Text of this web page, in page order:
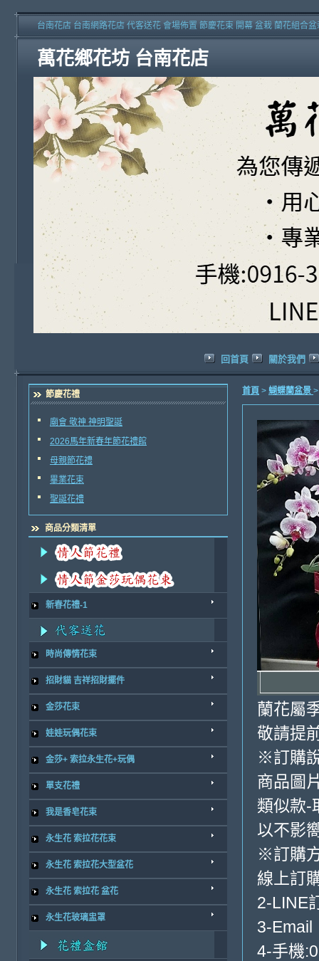
萬花鄉花坊 台南花店
台南花店 台南網路花店 代客送花 會場佈置 節慶花束 開幕 盆栽 蘭花組合
回首頁 關於我們
節慶花禮
廟會 敬神 神明聖誕
2026馬年新春年節花禮館
母親節花禮
畢業花束
聖誕花禮
商品分類清單
新春花禮-1
時尚傳情花束
招財貓 吉祥招財擺件
金莎花束
娃娃玩偶花束
金莎+ 索拉永生花+玩偶
單支花禮
我是香皂花束
永生花 索拉花花束
永生花 索拉花大型盆花
永生花 索拉花 盆花
永生花玻璃盅罩
首頁 > 蝴蝶蘭盆景
蘭花屬
敬請提
※訂購
商品圖
類似款-
以不影
※訂購
線上訂
2-LINE
3-Email
4-手機